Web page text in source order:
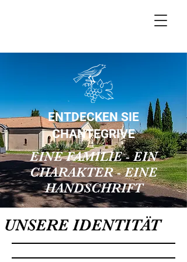
ENTDECKEN SIE
CHANTEGRIVE
EINE FAMILIE - EIN
CHARAKTER - EINE
HANDSCHRIFT
UNSERE IDENTITÄT